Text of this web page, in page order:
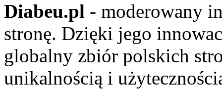
Diabeu.pl - moderowany
stronę. Dzięki jego
globalny zbiór polskich
unikalnością i